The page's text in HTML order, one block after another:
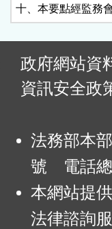
十、本要點經監務
政府網站資
資訊安全政
法務部本
號 電話總
本網站提
法律諮詢服